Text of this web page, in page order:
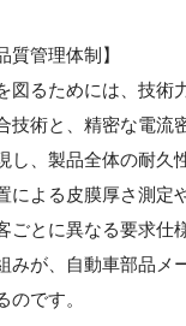
質管理体制】
図るためには、技
技術と、精密な電
し、製品全体の耐
による皮膜厚さ測
ごとに異なる要求
みが、自動車部品
です。